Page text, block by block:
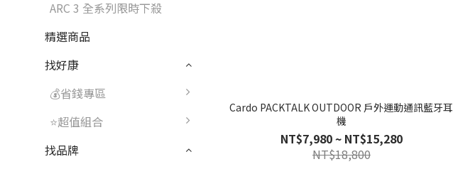
ARC 3 全系列限時下殺
精選商品
找好康
💰省錢專區
⭐超值組合
找品牌
Cardo PACKTALK OUTDOOR 戶外運動通訊藍牙耳
機
NT$7,980 ~ NT$15,280
NT$18,800